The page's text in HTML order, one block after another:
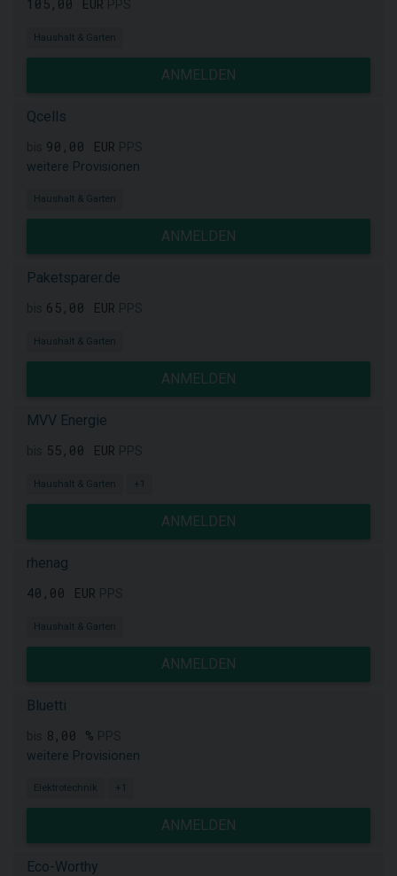
105,00 EUR
Haushalt & Garten
ANMELDEN
Qcells
90,00 EUR
weitere Provisionen
Haushalt & Garten
ANMELDEN
Paketsparer.de
65,00 EUR
Haushalt & Garten
ANMELDEN
MVV Energie
55,00 EUR
Haushalt & Garten +1
ANMELDEN
rhenag
40,00 EUR
Haushalt & Garten
ANMELDEN
Bluetti
8,00 %
weitere Provisionen
Elektrotechnik +1
ANMELDEN
Eco-Worthy